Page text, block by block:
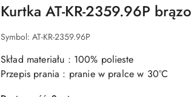
Kurtka AT-KR-2359.96P
Symbol: AT-KR-2359.96P
Skład materiału : 100% polieste
Przepis prania : pranie w pralce w 30°C